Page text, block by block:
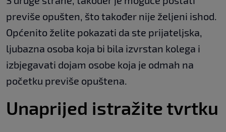
previše opušten, što također nije željeni ishod.
Općenito želite pokazati da ste prijateljska,
ljubazna osoba koja bi bila izvrstan kolega i
izbjegavati dojam osobe koja je odmah na
početku previše opuštena.
Unaprijed istražite tvrtku